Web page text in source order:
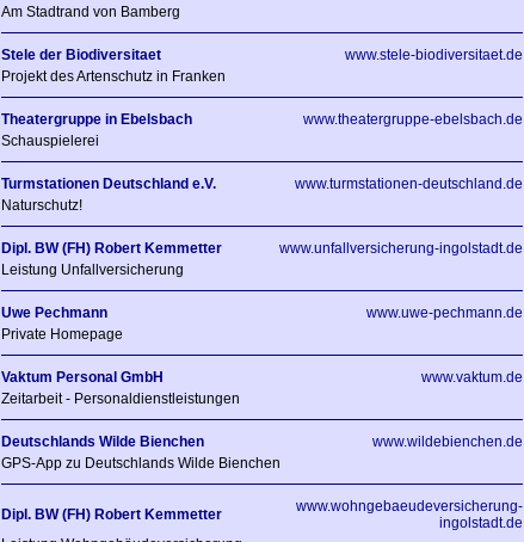
Am Stadtrand von Bamberg
Stele der Biodiversitaet
www.stele-biodiversitaet.de
Projekt des Artenschutz in Franken
Theatergruppe in Ebelsbach
www.theatergruppe-ebelsbach.de
Schauspielerei
Turmstationen Deutschland e.V.
www.turmstationen-deutschland.de
Naturschutz!
Dipl. BW (FH) Robert Kemmetter
www.unfallversicherung-ingolstadt.de
Leistung Unfallversicherung
Uwe Pechmann
www.uwe-pechmann.de
Private Homepage
Vaktum Personal GmbH
www.vaktum.de
Zeitarbeit - Personaldienstleistungen
Deutschlands Wilde Bienchen
www.wildebienchen.de
GPS-App zu Deutschlands Wilde Bienchen
Dipl. BW (FH) Robert Kemmetter
www.wohngebaeudeversicherung-
ingolstadt.de